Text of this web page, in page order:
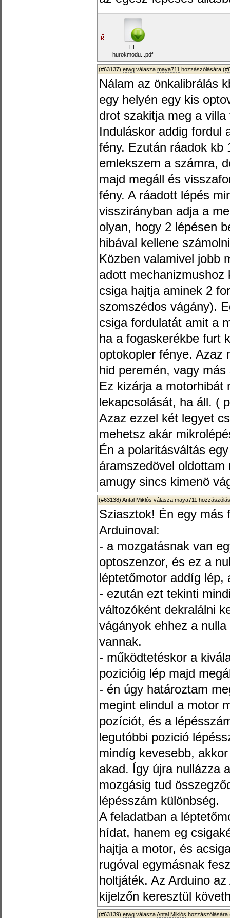
TT-
hurokmodu...pdf
(#63137) etwg válasza maya711 hozzászólására (
Nálam az önkalibrálás
egy helyén egy kis
drot szakitja meg a villa
Induláskor addig fordul
fény. Ezután ráadok kb
emlekszem a számra,
majd megáll és
fény. A ráadott lépés
visszirányban adja a
olyan, hogy 2 lépésen
hibával kellene
Közben valamivel jobb
adott
csiga hajtja aminek 2
szomszédos vágány).
csiga fordulatát amit a
ha a fogaskerékbe furt
optokopler fénye. Azaz
hid peremén, vagy
Ez kizárja a motorhibát
lekapcsolását, ha áll. (
Azaz ezzel két legyet
mehetsz akár
Én a polaritásváltás
áramszedövel
amugy sincs kimenö
(#63138) Antal Miklós válasza maya711
Sziasztok! Én egy más
Arduinoval:
- a mozgatásnak van
optoszenzor, és ez a
léptetőmotor addíg lép,
- ezután ezt tekinti
változóként dekralálni
vágányok ehhez a
vannak.
- működtetéskor a
pozicióig lép majd
- én úgy határoztam
megint elindul a motor
pozíciót, és a
legutóbbi pozició
mindíg kevesebb,
akad. Így újra nullázza
mozgásig tud
lépésszám különbség.
A feladatban a
hídat, hanem eg
hajtja a motor, és
rugóval egymásnak
holtjáték. Az Arduino
kijelzőn keresztül
(#63139) etwg válaszaAntal Miklós hozzászólására